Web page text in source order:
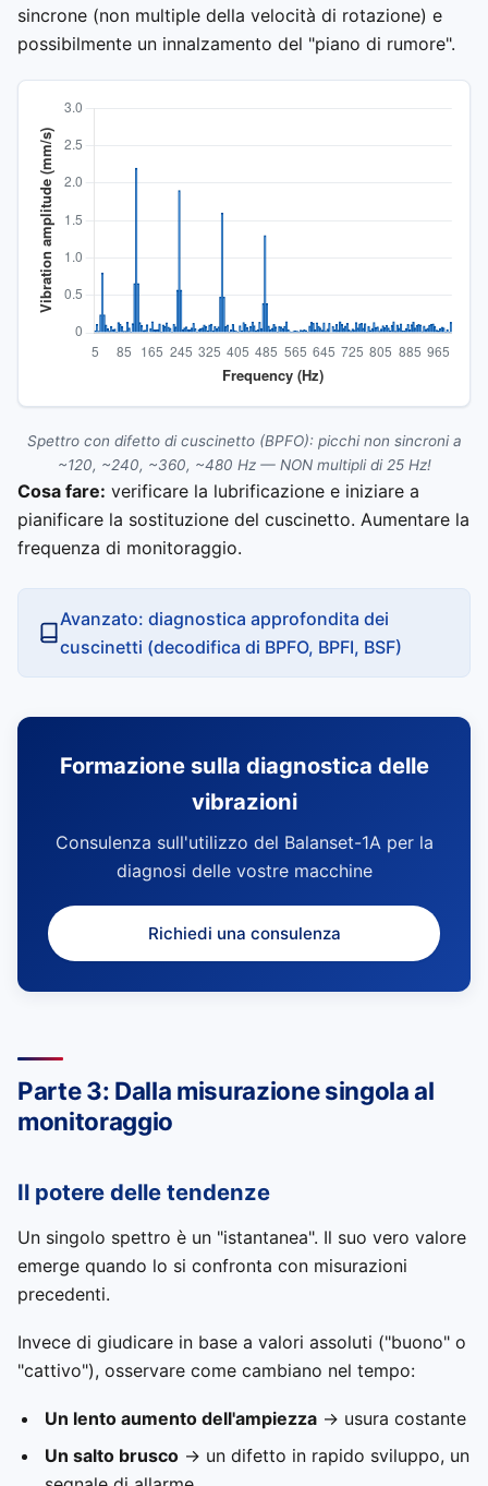
sincrone (non multiple della velocità di rotazione) e
possibilmente un innalzamento del "piano di rumore".
Spettro con difetto di cuscinetto (BPFO): picchi non sincroni a
~120, ~240, ~360, ~480 Hz — NON multipli di 25 Hz!
Cosa fare: verificare la lubrificazione e iniziare a
pianificare la sostituzione del cuscinetto. Aumentare la
frequenza di monitoraggio.
Avanzato: diagnostica approfondita dei
cuscinetti (decodifica di BPFO, BPFI, BSF)
Formazione sulla diagnostica delle
vibrazioni
Consulenza sull'utilizzo del Balanset-1A per la
diagnosi delle vostre macchine
Richiedi una consulenza
Parte 3: Dalla misurazione singola al
monitoraggio
Il potere delle tendenze
Un singolo spettro è un "istantanea". Il suo vero valore
emerge quando lo si confronta con misurazioni
precedenti.
Invece di giudicare in base a valori assoluti ("buono" o
"cattivo"), osservare come cambiano nel tempo:
Un lento aumento dell'ampiezza→ usura costante
Un salto brusco→ un difetto in rapido sviluppo, un